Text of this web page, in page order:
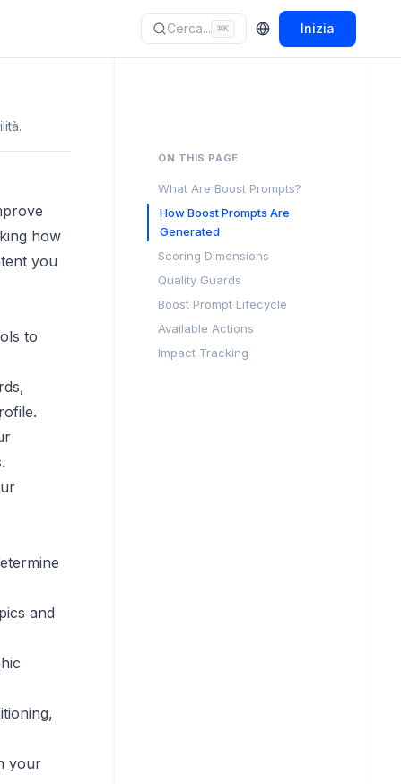
Cerca... ⌘K Inizia
how
you
to
and
your
ON THIS PAGE
What Are Boost Prompts?
How Boost Prompts Are
Generated
Scoring Dimensions
Quality Guards
Boost Prompt Lifecycle
Available Actions
Impact Tracking